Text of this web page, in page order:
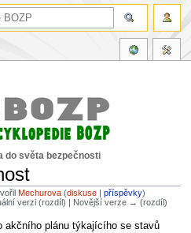
do světa bezpečnosti
Mechurova (diskuse |příspěvky)
verzi (rozdíl) | Novější verze → (rozdíl)
akčního plánu týkajícího se stavů